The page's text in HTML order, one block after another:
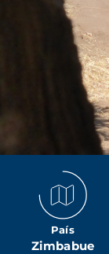
País
Zimbabue